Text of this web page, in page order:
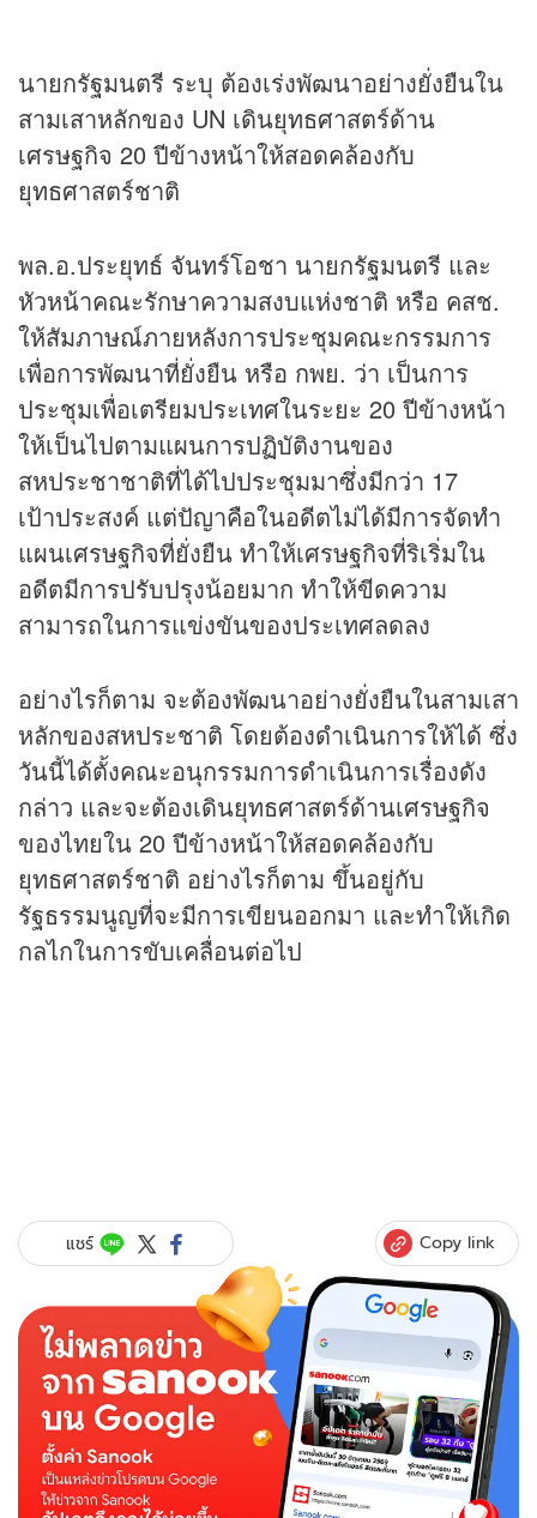
นายกรัฐมนตรี ระบุ ต้องเร่งพัฒนาอย่างยั่งยืนใน
สามเสาหลักของ UN เดินยุทธศาสตร์ด้าน
เศรษฐกิจ 20 ปีข้างหน้าให้สอดคล้องกับ
ยุทธศาสตร์ชาติ
พล.อ.ประยุทธ์ จันทร์โอชา นายกรัฐมนตรี และ
หัวหน้าคณะรักษาความสงบแห่งชาติ หรือ คสช.
ให้สัมภาษณ์ภายหลังการประชุมคณะกรรมการ
เพื่อการพัฒนาที่ยั่งยืน หรือ กพย. ว่า เป็นการ
ประชุมเพื่อเตรียมประเทศในระยะ 20 ปีข้างหน้า
ให้เป็นไปตามแผนการปฏิบัติงานของ
สหประชาชาติที่ได้ไปประชุมมาซึ่งมีกว่า 17
เป้าประสงค์ แต่ปัญาคือในอดีตไม่ได้มีการจัดทำ
แผนเศรษฐกิจที่ยั่งยืน ทำให้เศรษฐกิจที่ริเริ่มใน
อดีตมีการปรับปรุงน้อยมาก ทำให้ขีดความ
สามารถในการแข่งขันของประเทศลดลง
อย่างไรก็ตาม จะต้องพัฒนาอย่างยั่งยืนในสามเสา
หลักของสหประชาติ โดยต้องดำเนินการให้ได้ ซึ่ง
วันนี้ได้ตั้งคณะอนุกรรมการดำเนินการเรื่องดัง
กล่าว และจะต้องเดินยุทธศาสตร์ด้านเศรษฐกิจ
ของไทยใน 20 ปีข้างหน้าให้สอดคล้องกับ
ยุทธศาสตร์ชาติ อย่างไรก็ตาม ขึ้นอยู่กับ
รัฐธรรมนูญที่จะมีการเขียนออกมา และทำให้เกิด
กลไกในการขับเคลื่อนต่อไป
แชร์ Copy link